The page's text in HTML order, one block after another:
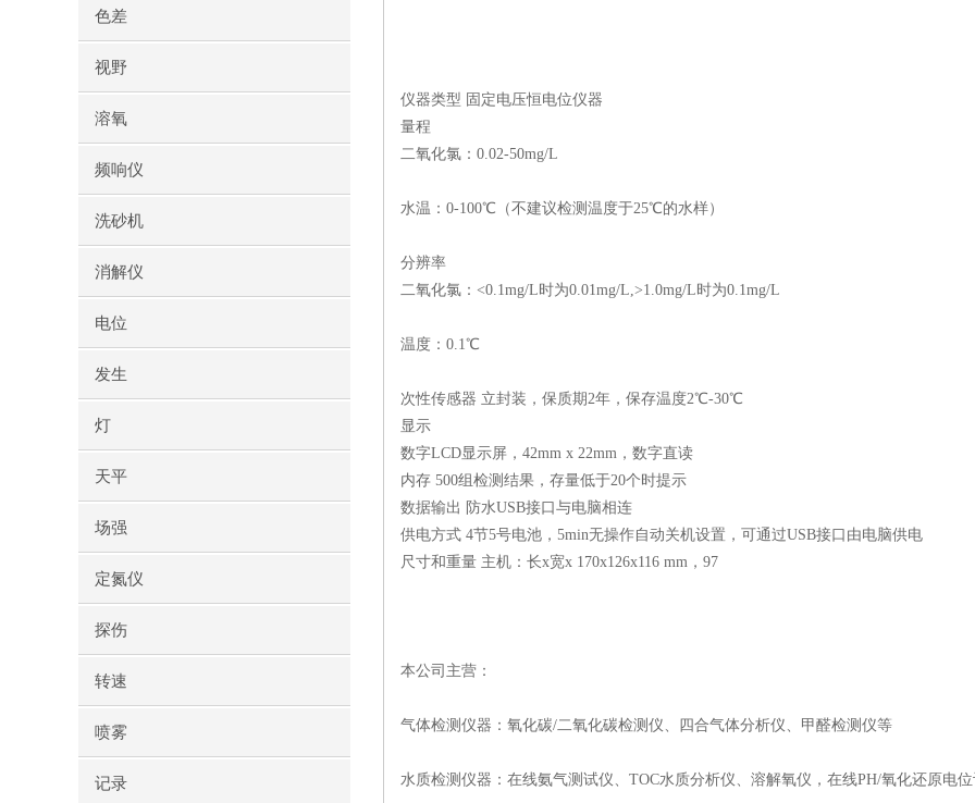
色差
视野
溶氧
频响仪
洗砂机
消解仪
电位
发生
灯
天平
场强
定氮仪
探伤
转速
喷雾
记录
仪器类型 固定电压恒电位仪器
量程
二氧化氯：0.02-50mg/L
水温：0-100℃（不建议检测温度于25℃的水样）
分辨率
二氧化氯：<0.1mg/L时为0.01mg/L,>1.0mg/L时为0.1mg/L
温度：0.1℃
次性传感器 立封装，保质期2年，保存温度2℃-30℃
显示
数字LCD显示屏，42mm x 22mm，数字直读
内存 500组检测结果，存量低于20个时提示
数据输出 防水USB接口与电脑相连
供电方式 4节5号电池，5min无操作自动关机设置，可通过USB接口由电脑供电
尺寸和重量 主机：长x宽x 170x126x116 mm，97
本公司主营：
气体检测仪器：氧化碳/二氧化碳检测仪、四合气体分析仪、甲醛检测仪等
水质检测仪器：在线氨气测试仪、TOC水质分析仪、溶解氧仪，在线PH/氧化还原电